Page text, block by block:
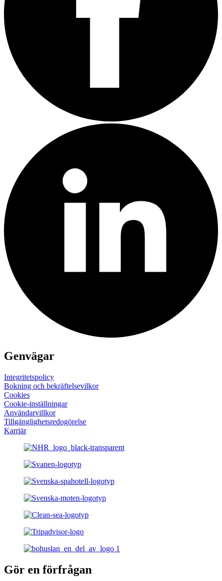
Genvägar
Integritetspolicy
Bokning och bekräftelsevilkor
Cookies
Cookie-inställningar
Användarvillkor
Tillgänglighets­redogörelse
Karriär
Gör en förfrågan